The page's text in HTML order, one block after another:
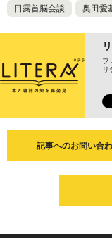
日露首脳会談 奥田愛
フ
リ
記事へのお問い合